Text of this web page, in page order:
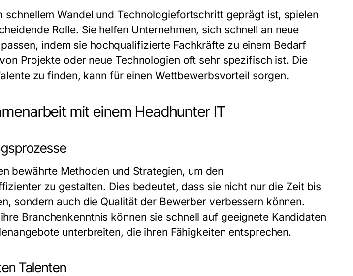
schnellem Wandel und Technologiefortschritt geprägt ist, spielen
Rolle. Sie helfen Unternehmen, sich schnell an neue
indem sie hochqualifizierte Fachkräfte zu einem Bedarf
Projekte oder neue Technologien oft sehr spezifisch ist. Die
zu finden, kann für einen Wettbewerbsvorteil sorgen.
mit einem Headhunter IT
bewährte Methoden und Strategien, um den
zu gestalten. Dies bedeutet, dass sie nicht nur die Zeit bis
sondern auch die Qualität der Bewerber verbessern können.
Branchenkenntnis können sie schnell auf geeignete Kandidaten
unterbreiten, die ihren Fähigkeiten entsprechen.
Talenten